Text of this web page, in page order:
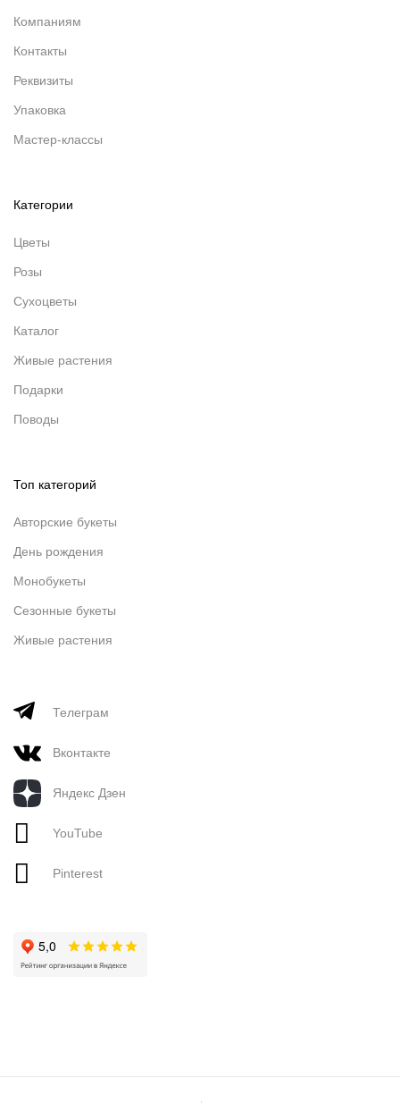
Компаниям
Контакты
Реквизиты
Упаковка
Мастер-классы
Категории
Цветы
Розы
Сухоцветы
Каталог
Живые растения
Подарки
Поводы
Топ категорий
Авторские букеты
День рождения
Монобукеты
Сезонные букеты
Живые растения
Телеграм
Вконтакте
Яндекс Дзен
YouTube
Pinterest